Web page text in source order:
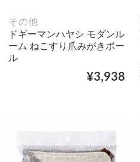
その他
ドギーマンハヤシ モダンル
ーム ねこすり爪みがきポー
ル
¥3,938